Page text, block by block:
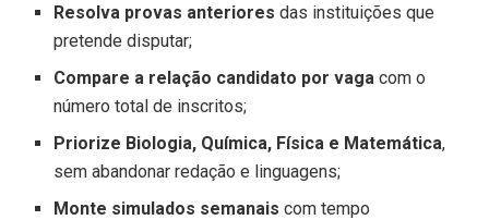
Resolva provas anteriores das instituições que
pretende disputar;
Compare a relação candidato por vaga com o
número total de inscritos;
Priorize Biologia, Química, Física e Matemática,
sem abandonar redação e linguagens;
Monte simulados semanais com tempo